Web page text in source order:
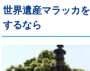
世界遺産マラッカ
するなら